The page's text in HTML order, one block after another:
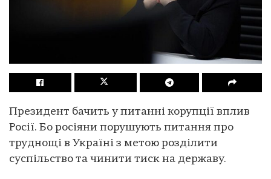
Президент бачить у питанні корупції вплив
Росії. Бо росіяни порушують питання про
труднощі в Україні з метою розділити
суспільство та чинити тиск на державу.